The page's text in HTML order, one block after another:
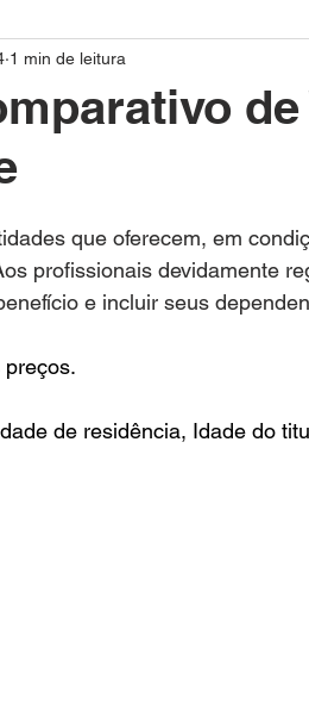
de saude
Empresarial
Maranhão Venda Digital
Planos Empresariais Portfolio
de
1 min de leitura
que oferecem, em
profissionais devidamente
e incluir seus
de residência, Idade do